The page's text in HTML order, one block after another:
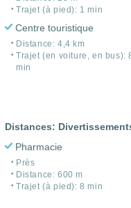
Trajet (à pied): 1 min
Centre touristique
Distance: 4,4 km
Trajet (en voiture, en bus):
min
Distances:
Pharmacie
Près
Distance: 600 m
Trajet (à pied): 8 min